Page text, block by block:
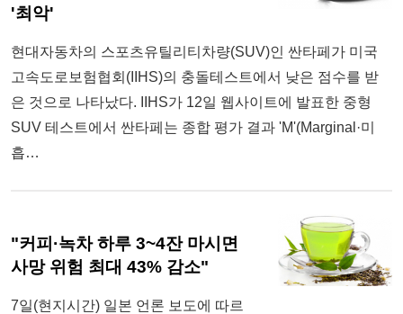
'최악'
현대자동차의 스포츠유틸리티차량(SUV)인 싼타페가 미국
고속도로보험협회(IIHS)의 충돌테스트에서 낮은 점수를 받
은 것으로 나타났다. IIHS가 12일 웹사이트에 발표한 중형
SUV 테스트에서 싼타페는 종합 평가 결과 'M'(Marginal·미
흡…
"커피·녹차 하루 3~4잔 마시면
사망 위험 최대 43% 감소"
7일(현지시간) 일본 언론 보도에 따르